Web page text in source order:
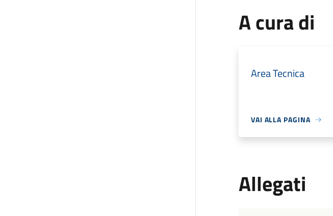
A cura di
Area Tecnica
VAI ALLA PAGINA
Allegati